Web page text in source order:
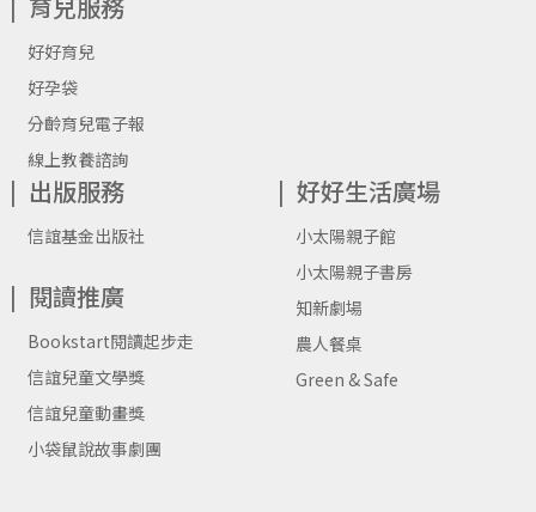
好好育兒
好孕袋
分齡育兒電子報
線上教養諮詢
出版服務
信誼基金出版社
閱讀推廣
Bookstart閱讀起步走
信誼兒童文學獎
信誼兒童動畫獎
小袋鼠說故事劇團
好好生活廣場
小太陽親子館
小太陽親子書房
知新劇場
農人餐桌
Green & Safe